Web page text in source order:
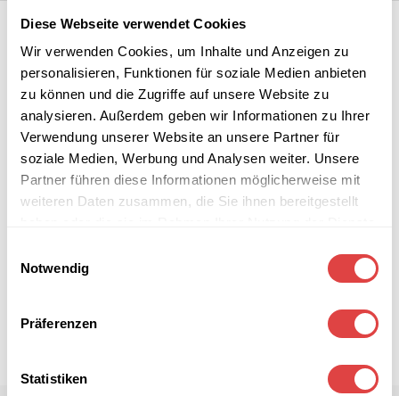
Diese Webseite verwendet Cookies
Wir verwenden Cookies, um Inhalte und Anzeigen zu
personalisieren, Funktionen für soziale Medien anbieten
zu können und die Zugriffe auf unsere Website zu
analysieren. Außerdem geben wir Informationen zu Ihrer
Verwendung unserer Website an unsere Partner für
soziale Medien, Werbung und Analysen weiter. Unsere
Partner führen diese Informationen möglicherweise mit
weiteren Daten zusammen, die Sie ihnen bereitgestellt
Notwendig
Präferenzen
Statistiken